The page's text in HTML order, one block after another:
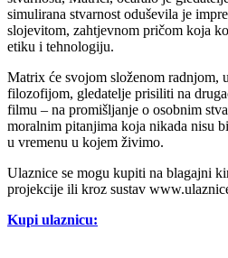
simulirana stvarnost oduševila je
slojevitom, zahtjevnom pričom koja
etiku i tehnologiju.
Matrix će svojom složenom radnjom,
filozofijom, gledatelje prisiliti na
filmu – na promišljanje o osobnim
moralnim pitanjima koja nikada nisu
u vremenu u kojem živimo.
Ulaznice se mogu kupiti na blagajni
projekcije ili kroz sustav
Kupi ulaznicu: